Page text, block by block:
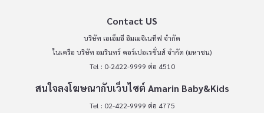
Contact US
บริษัท เอเอ็มอี อิมเมจิเนทีฟ จำกัด
ในเครือ บริษัท อมรินทร์ คอร์เปอเรชั่นส์ จำกัด (มหาชน)
Tel : 0-2422-9999 ต่อ 4510
สนใจลงโฆษณากับเว็บไซต์ Amarin Baby&Kids
Tel : 02-422-9999 ต่อ 4775